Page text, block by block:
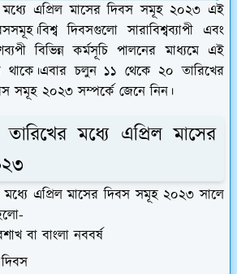
এপ্রিল মাসের দিবস সমূহ ২০২৩ এই
দিবসগুলো সারাবিশ্বব্যাপী এবং
বিভিন্ন কর্মসূচি পালনের মাধ্যমে এই
চলুন ১১ থেকে ২০ তারিখের
সমূহ ২০২৩ সম্পর্কে জেনে নিন।
মধ্যে এপ্রিল মাসের
এপ্রিল মাসের দিবস সমূহ ২০২৩ সালে
বা বাংলা নববর্ষ